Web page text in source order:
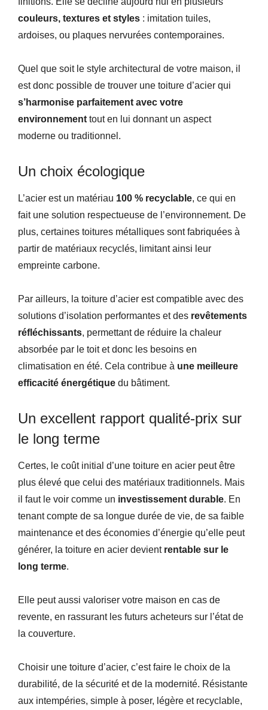
couleurs, textures et styles : imitation tuiles,
ardoises, ou plaques nervurées contemporaines.
Quel que soit le style architectural de votre maison, il
est donc possible de trouver une toiture d’acier qui
s’harmonise parfaitement avec votre
environnement tout en lui donnant un aspect
moderne ou traditionnel.
Un choix écologique
L’acier est un matériau 100 % recyclable, ce qui en
fait une solution respectueuse de l’environnement. De
plus, certaines toitures métalliques sont fabriquées à
partir de matériaux recyclés, limitant ainsi leur
empreinte carbone.
Par ailleurs, la toiture d’acier est compatible avec des
solutions d’isolation performantes et des revêtements
réfléchissants, permettant de réduire la chaleur
absorbée par le toit et donc les besoins en
climatisation en été. Cela contribue à une meilleure
efficacité énergétique du bâtiment.
Un excellent rapport qualité-prix sur
le long terme
Certes, le coût initial d’une toiture en acier peut être
plus élevé que celui des matériaux traditionnels. Mais
il faut le voir comme un investissement durable. En
tenant compte de sa longue durée de vie, de sa faible
maintenance et des économies d’énergie qu’elle peut
générer, la toiture en acier devient rentable sur le
long terme.
Elle peut aussi valoriser votre maison en cas de
revente, en rassurant les futurs acheteurs sur l’état de
la couverture.
Choisir une toiture d’acier, c’est faire le choix de la
durabilité, de la sécurité et de la modernité. Résistante
aux intempéries, simple à poser, légère et recyclable,